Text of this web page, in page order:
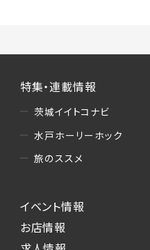
・読者プレゼント、ア
施するキャンペーン
び発送 ・ユーザー
（5）広告主への問い
・本サービスを通じて
選考に関する連絡
・本サービスを通じて
特集・連載情報
茨城イイトコナビ
水戸ホーリーホック
旅のススメ
イベント情報
お店情報